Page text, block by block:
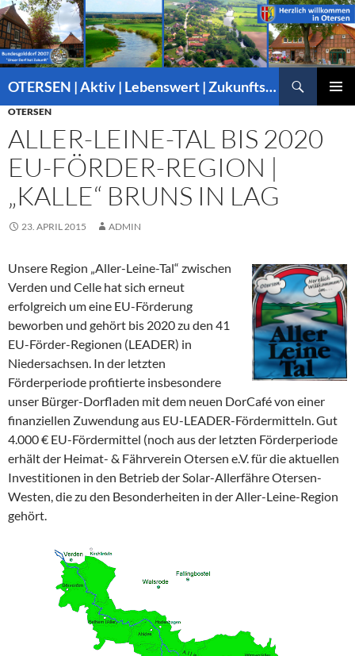
OTERSEN | Aktiv | Lebenswert | Zukunftsorientiert – mitten in Niedersachsen
INHALT
SPRINGEN
OTERSEN
ALLER-LEINE-TAL BIS 2020
EU-FÖRDER-REGION |
„KALLE“ BRUNS IN LAG
23. APRIL 2015 ADMIN
Unsere Region „Aller-Leine-Tal“ zwischen
Verden und Celle hat sich erneut
erfolgreich um eine EU-Förderung
beworben und gehört bis 2020 zu den 41
EU-Förder-Regionen (LEADER) in
Niedersachsen. In der letzten
Förderperiode profitierte insbesondere
unser Bürger-Dorfladen mit dem neuen DorCafé von einer
finanziellen Zuwendung aus EU-LEADER-Fördermitteln. Gut
4.000 € EU-Fördermittel (noch aus der letzten Förderperiode
erhält der Heimat- & Fährverein Otersen e.V. für die aktuellen
Investitionen in den Betrieb der Solar-Allerfähre Otersen-
Westen, die zu den Besonderheiten in der Aller-Leine-Region
gehört.